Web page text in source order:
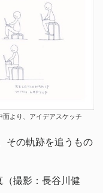
より、アイデアスケッチ
その軌跡を追うもの
撮影：長谷川健